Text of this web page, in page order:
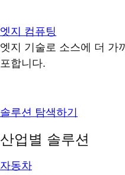
엣지 컴퓨팅
엣지 기술로 소스에 더 가
포합니다.
솔루션 탐색하기
산업별 솔루션
자동차